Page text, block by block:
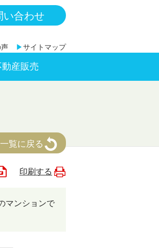
い合わせ
▶サイトマップ
動産販売
覧に戻る
印刷する
マンションで